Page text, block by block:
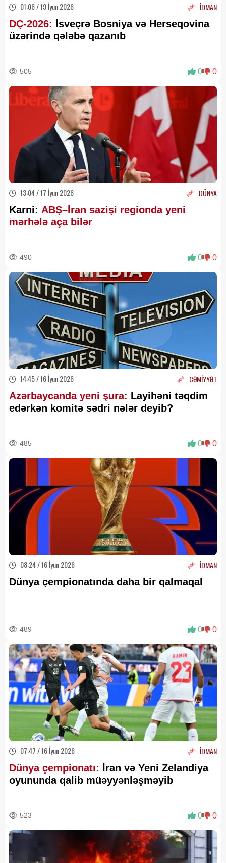
01:06 / 19 İyun 2026 İDMAN
DÇ-2026: İsveçrə Bosniya və Herseqovina
üzərində qələbə qazanıb
505 0 0
13:04 / 17 İyun 2026 DÜNYA
Karni: ABŞ–İran sazişi regionda yeni
mərhələ aça bilər
490 0 0
14:45 / 16 İyun 2026 CƏMİYYƏT
Azərbaycanda yeni şura: Layihəni təqdim
edərkən komitə sədri nələr deyib?
485 0 0
08:24 / 16 İyun 2026 İDMAN
Dünya çempionatında daha bir qalmaqal
489 0 0
07:47 / 16 İyun 2026 İDMAN
Dünya çempionatı: İran və Yeni Zelandiya
oyununda qalib müəyyənləşməyib
523 0 0